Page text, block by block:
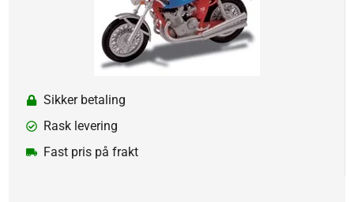
Sikker betaling
Rask levering
Fast pris på frakt